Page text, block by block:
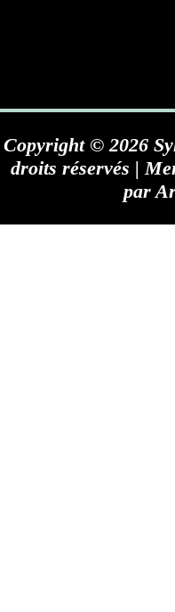
Copyright © 2026
droits réservés |
par